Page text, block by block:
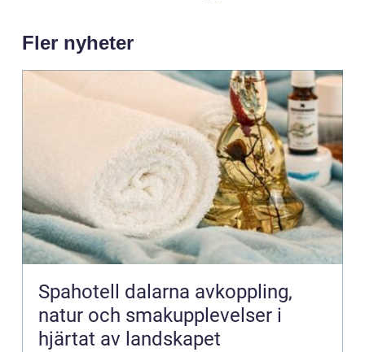
Fler nyheter
Spahotell dalarna avkoppling,
natur och smakupplevelser i
hjärtat av landskapet